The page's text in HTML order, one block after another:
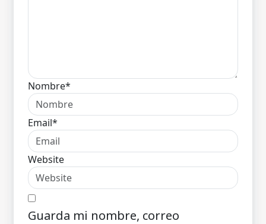
Nombre*
Email*
Website
Guarda mi nombre, correo